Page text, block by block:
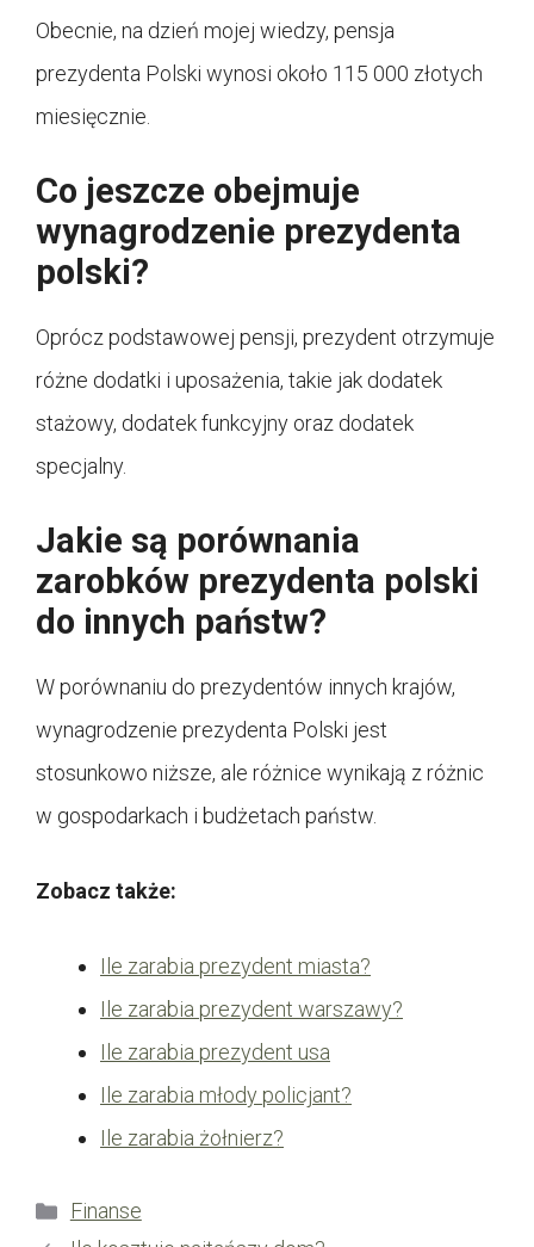
Obecnie, na dzień mojej wiedzy, pensja
prezydenta Polski wynosi około 115 000 złotych
miesięcznie.
Co jeszcze obejmuje
wynagrodzenie prezydenta
polski?
Oprócz podstawowej pensji, prezydent otrzymuje
różne dodatki i uposażenia, takie jak dodatek
stażowy, dodatek funkcyjny oraz dodatek
specjalny.
Jakie są porównania
zarobków prezydenta polski
do innych państw?
W porównaniu do prezydentów innych krajów,
wynagrodzenie prezydenta Polski jest
stosunkowo niższe, ale różnice wynikają z różnic
w gospodarkach i budżetach państw.
Zobacz także:
Ile zarabia prezydent miasta?
Ile zarabia prezydent warszawy?
Ile zarabia prezydent usa
Ile zarabia młody policjant?
Ile zarabia żołnierz?
Kategorie
Finanse